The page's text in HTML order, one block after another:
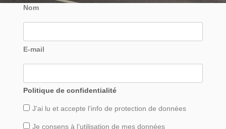
Nom
E-mail
Politique de confidentialité
J’ai lu et accepte l’info de protection de données
Je consens à l’utilisation de mes données